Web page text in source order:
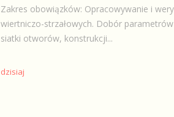
Zakres obowiązków: Opracowywanie i
wiertniczo-strzałowych. Dobór
siatki otworów, konstrukcji...
dzisiaj